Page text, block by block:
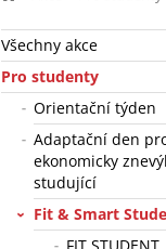
Všechny akce
Pro studenty
Orientační týden
Adaptační den
ekonomicky
studující
Fit & Smart